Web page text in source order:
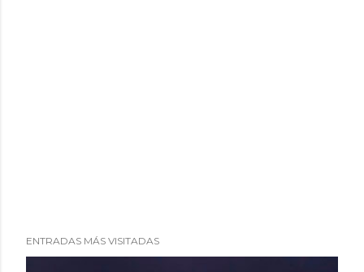
ENTRADAS MÁS VISITADAS